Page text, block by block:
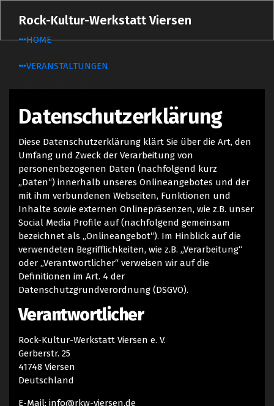
InhaltRock-Kultur-Werkstatt Viersen
HOME
VERANSTALTUNGEN
VERANSTALTUNGEN
TICKETS
TECHRIDER
MIETEN
ÜBER UNS
ÜBER UNS
DER VEREIN
DER VORSTAND
CREWMITGLIEDER GESUCHT
KONTAKT
Datenschutzerklärung
Diese Datenschutzerklärung klärt Sie über die Art, den
Umfang und Zweck der Verarbeitung von
personenbezogenen Daten (nachfolgend kurz
„Daten“) innerhalb unseres Onlineangebotes und der
mit ihm verbundenen Webseiten, Funktionen und
Inhalte sowie externen Onlinepräsenzen, wie z.B. unser
Social Media Profile auf (nachfolgend gemeinsam
bezeichnet als „Onlineangebot“). Im Hinblick auf die
verwendeten Begrifflichkeiten, wie z.B. „Verarbeitung“
oder „Verantwortlicher“ verweisen wir auf die
Definitionen im Art. 4 der
Datenschutzgrundverordnung (DSGVO).
Verantwortlicher
Rock-Kultur-Werkstatt Viersen e. V.
Gerberstr. 25
41748 Viersen
Deutschland
E-Mail: info@rkw-viersen.de